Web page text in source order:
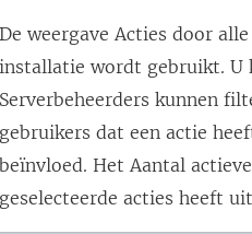
De weergave Acties door
installatie wordt gebruikt. U
Serverbeheerders kunnen
gebruikers dat een actie
beïnvloed. Het Aantal
geselecteerde acties heeft